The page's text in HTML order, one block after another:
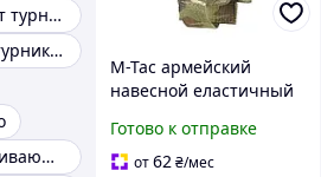
Армейский жгут турникет
Медицинский турникет
Кровоостанавливающий турникет
M-Tac армейский
навесной еластичный
для турникета на Molle
Gen.III Multicam
Готово к отправке
от62₴/мес